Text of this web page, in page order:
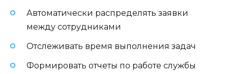
Автоматически распределять заявки
между сотрудниками
Отслеживать время выполнения задач
Формировать отчеты по работе службы